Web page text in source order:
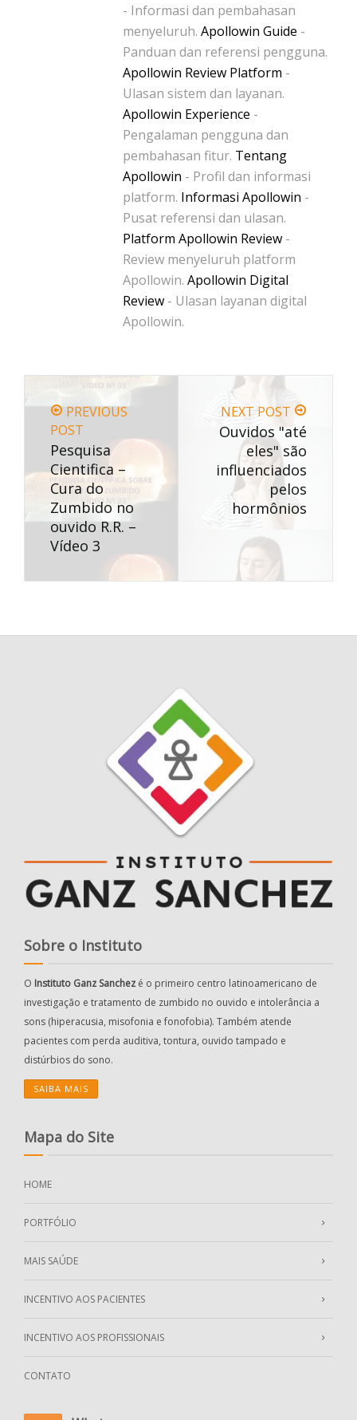
- Informasi dan pembahasan
menyeluruh. Apollowin Guide -
Panduan dan referensi pengguna.
Apollowin Review Platform -
Ulasan sistem dan layanan.
Apollowin Experience -
Pengalaman pengguna dan
pembahasan fitur. Tentang
Apollowin - Profil dan informasi
platform. Informasi Apollowin -
Pusat referensi dan ulasan.
Platform Apollowin Review -
Review menyeluruh platform
Apollowin. Apollowin Digital
Review - Ulasan layanan digital
Apollowin.
PREVIOUS
POST
Pesquisa
Cientifica –
Cura do
Zumbido no
ouvido R.R. –
Vídeo 3
NEXT POST
Ouvidos "até
eles" são
influenciados
pelos
hormônios
Sobre o Instituto
O Instituto Ganz Sanchez é o primeiro centro latinoamericano de
investigação e tratamento de zumbido no ouvido e intolerância a
sons (hiperacusia, misofonia e fonofobia). Também atende
pacientes com perda auditiva, tontura, ouvido tampado e
distúrbios do sono.
SAIBA MAIS
Mapa do Site
HOME
PORTFÓLIO
MAIS SAÚDE
INCENTIVO AOS PACIENTES
INCENTIVO AOS PROFISSIONAIS
CONTATO